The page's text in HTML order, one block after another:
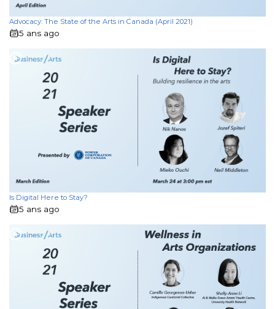
Advocacy: The State of the Arts in Canada (April 2021)
5 ans ago
Is Digital Here to Stay?
5 ans ago